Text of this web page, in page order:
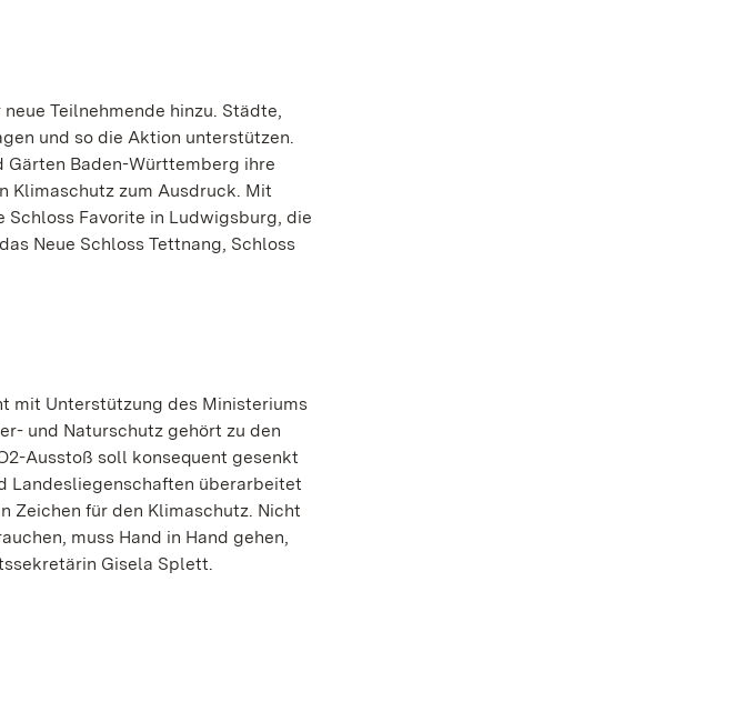
Teilnehmende hinzu. Städte,
und so die Aktion unterstützen.
Baden-Württemberg ihre
Klimaschutz zum Ausdruck. Mit
Schloss Favorite in Ludwigsburg, die
Neue Schloss Tettnang, Schloss
mit Unterstützung des Ministeriums
und Naturschutz gehört zu den
Ausstoß soll konsequent gesenkt
Landesliegenschaften überarbeitet
Zeichen für den Klimaschutz. Nicht
muss Hand in Hand gehen,
Gisela Splett.